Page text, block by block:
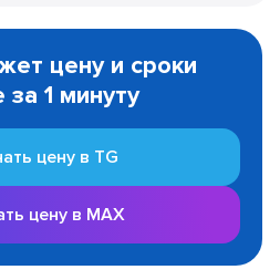
цену и сроки
1 минуту
цену в TG
цену в MAX